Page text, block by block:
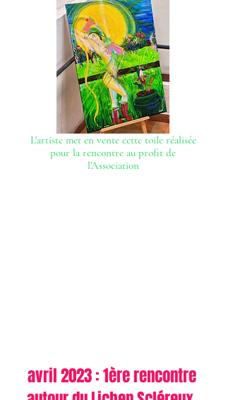
L'artiste met en vente cette toile réalisée
pour la rencontre au profit de
l'Association
avril 2023 : 1ère rencontre